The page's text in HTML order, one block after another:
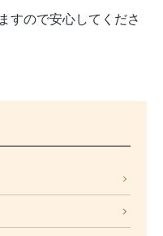
すので安心してくださ